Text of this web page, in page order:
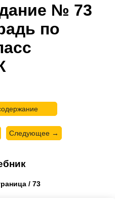
№ 73
по
Следующее →
/ 73